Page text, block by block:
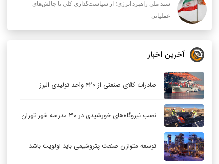
سند ملی راهبرد انرژی؛ از سیاست‌گذاری کلی تا چالش‌های
عملیاتی
آخرین اخبار
صادرات کالای صنعتی از ۴۲۰ واحد تولیدی البرز
نصب نیروگاه‌های خورشیدی در ۳۰ مدرسه شهر تهران
توسعه متوازن صنعت پتروشیمی باید اولویت باشد